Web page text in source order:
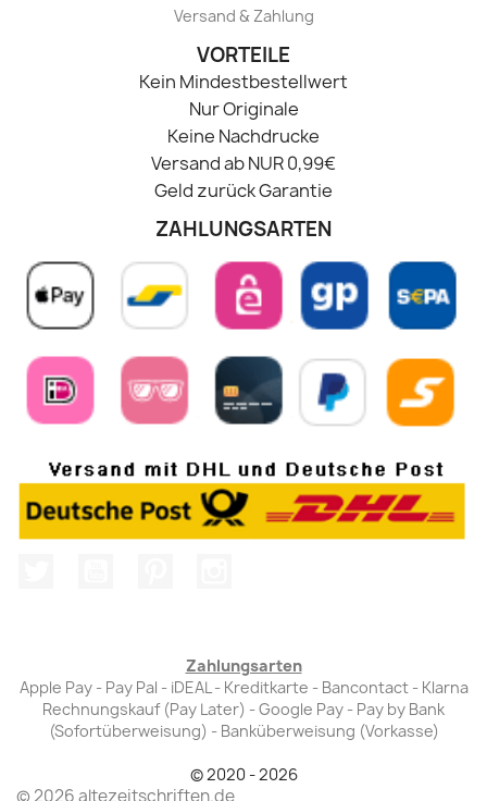
Versand & Zahlung
VORTEILE
Kein Mindestbestellwert
Nur Originale
Keine Nachdrucke
Versand ab NUR 0,99€
Geld zurück Garantie
ZAHLUNGSARTEN
Zahlungsarten
Apple Pay - Pay Pal - iDEAL - Kreditkarte - Bancontact - Klarna
Rechnungskauf (Pay Later) - Google Pay - Pay by Bank
(Sofortüberweisung) - Banküberweisung (Vorkasse)
© 2020 - 2026
© 2026 altezeitschriften.de